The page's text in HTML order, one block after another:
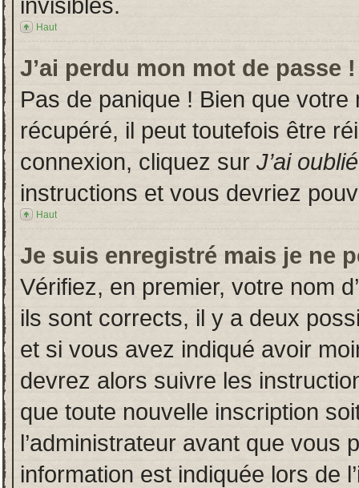
Haut
J’ai perdu mon mot de passe !
Pas de panique ! Bien que
récupéré, il peut toutefois être
connexion, cliquez sur J’ai
instructions et vous devriez
Haut
Je suis enregistré mais je ne
Vérifiez, en premier, votre nom
ils sont corrects, il y a deux
et si vous avez indiqué avoir
devrez alors suivre les
que toute nouvelle inscription
l’administrateur avant que vous
information est indiquée lors de